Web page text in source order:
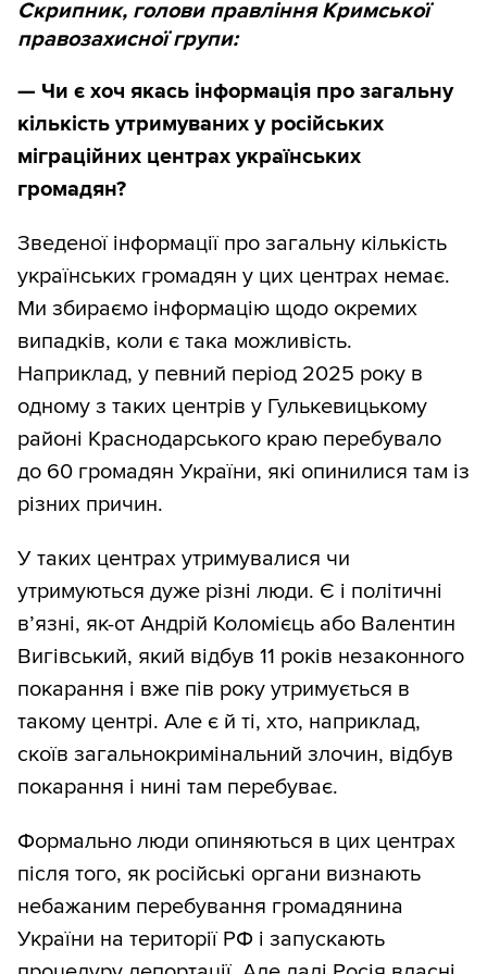
Скрипник, голови правління Кримської
правозахисної групи:
— Чи є хоч якась інформація про загальну
кількість утримуваних у російських
міграційних центрах українських
громадян?
Зведеної інформації про загальну кількість
українських громадян у цих центрах немає.
Ми збираємо інформацію щодо окремих
випадків, коли є така можливість.
Наприклад, у певний період 2025 року в
одному з таких центрів у Гулькевицькому
районі Краснодарського краю перебувало
до 60 громадян України, які опинилися там із
різних причин.
У таких центрах утримувалися чи
утримуються дуже різні люди. Є і політичні
в’язні, як-от Андрій Коломієць або Валентин
Вигівський, який відбув 11 років незаконного
покарання і вже пів року утримується в
такому центрі. Але є й ті, хто, наприклад,
скоїв загальнокримінальний злочин, відбув
покарання і нині там перебуває.
Формально люди опиняються в цих центрах
після того, як російські органи визнають
небажаним перебування громадянина
України на території РФ і запускають